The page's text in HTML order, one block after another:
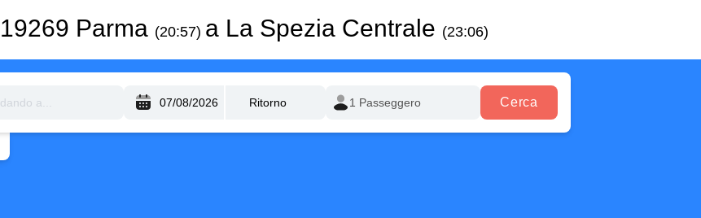
Parma (20:57) a La Spezia Centrale (23:06)
Cerca